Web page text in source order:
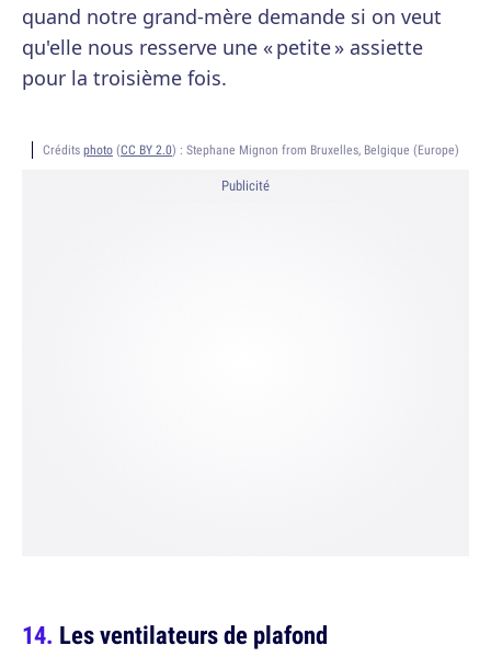
quand notre grand-mère demande si on veut
qu'elle nous resserve une « petite » assiette
pour la troisième fois.
Crédits photo (CC BY 2.0) : Stephane Mignon from Bruxelles, Belgique (Europe)
Publicité
Les ventilateurs de plafond